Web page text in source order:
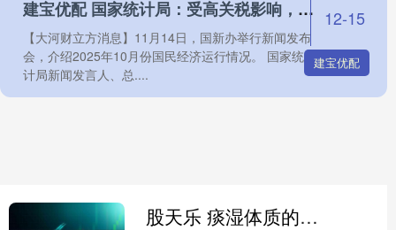
建宝优配 国家统计局：受高关税影响，我国对美进出口出现下降
【大河财立方消息】11月14日，国新办举行新闻发布
会，介绍2025年10月份国民经济运行情况。 国家统
计局新闻发言人、总....
12-15
建宝优配
股天乐 痰湿体质的人总觉得身上发沉，睡够了还是容易困